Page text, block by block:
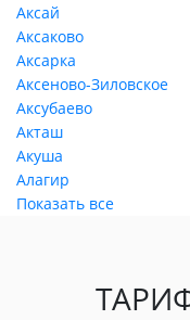
Аксай
Аксаково
Аксарка
Аксеново-Зиловское
Аксубаево
Акташ
Акуша
Алагир
Показать все